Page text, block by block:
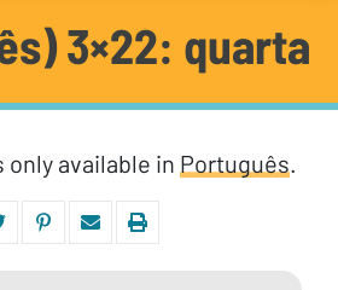
3×22: quarta
available in Português.